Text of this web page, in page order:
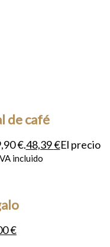
de café
€.48,39€El precio
incluido
€